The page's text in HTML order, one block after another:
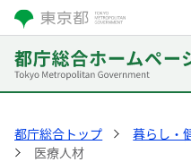
都庁総合トップ 暮らし・
医療人材